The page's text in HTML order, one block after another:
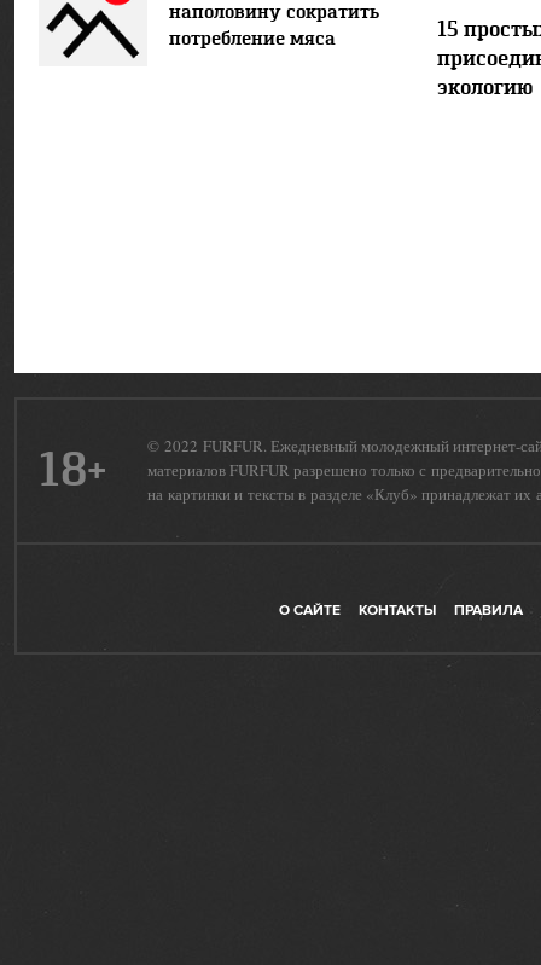
наполовину сократить
потребление мяса
15
экологию
18+
© 2022 FURFUR. Ежедневный молодежный интернет-
материалов FURFUR разрешено только с
на картинки и тексты в разделе «Клуб» принадлежат их
О САЙТЕ КОНТАКТЫ ПРАВИЛА